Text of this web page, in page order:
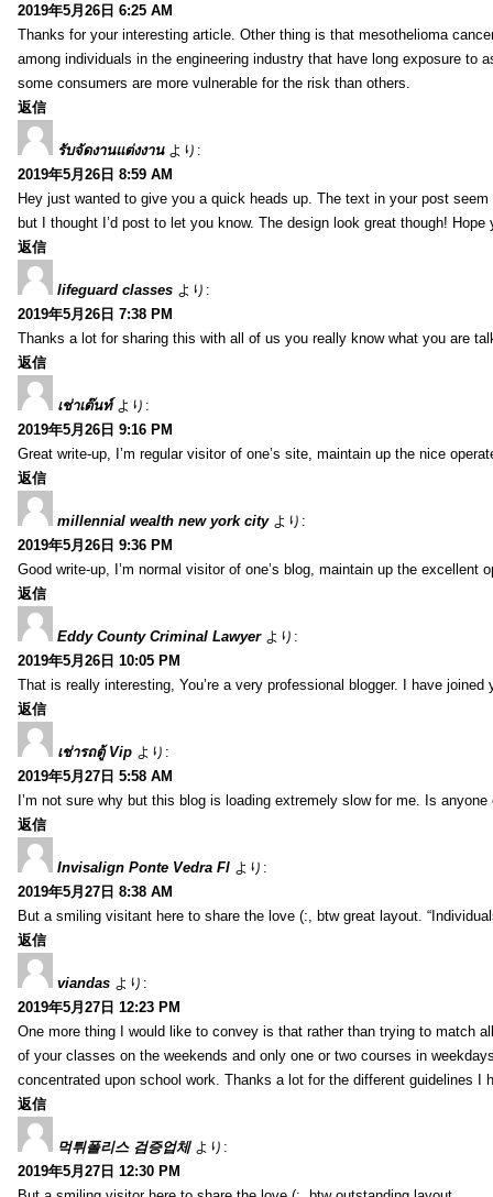
2019年5月26日 6:25 AM
Thanks for your interesting article. Other thing is that mesothelioma
among individuals in the engineering industry that have long exposure
some consumers are more vulnerable for the risk than others.
返信
รับจัดงานแต่งงาน より:
2019年5月26日 8:59 AM
Hey just wanted to give you a quick heads up. The text in your post
but I thought I’d post to let you know. The design look great though!
返信
lifeguard classes より:
2019年5月26日 7:38 PM
Thanks a lot for sharing this with all of us you really know what you are
返信
เช่าเต๊นท์ より:
2019年5月26日 9:16 PM
Great write-up, I’m regular visitor of one’s site, maintain up the nice
返信
millennial wealth new york city より:
2019年5月26日 9:36 PM
Good write-up, I’m normal visitor of one’s blog, maintain up the excellent
返信
Eddy County Criminal Lawyer より:
2019年5月26日 10:05 PM
That is really interesting, You’re a very professional blogger. I have
返信
เช่ารถตู้ Vip より:
2019年5月27日 5:58 AM
I’m not sure why but this blog is loading extremely slow for me. Is
返信
Invisalign Ponte Vedra Fl より:
2019年5月27日 8:38 AM
But a smiling visitant here to share the love (:, btw great layout.
返信
viandas より:
2019年5月27日 12:23 PM
One more thing I would like to convey is that rather than trying to match
of your classes on the weekends and only one or two courses in
concentrated upon school work. Thanks a lot for the different guidelines I
返信
먹튀폴리스 검증업체 より:
2019年5月27日 12:30 PM